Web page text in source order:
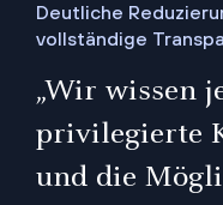
Deutliche
vollständige
„Wir wissen
privilegierte
und die